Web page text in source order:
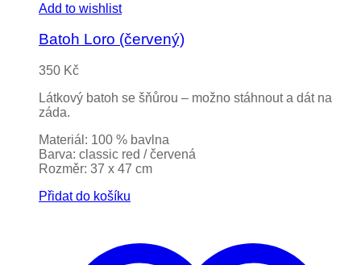
Add to wishlist
Batoh Loro (červený)
350 Kč
Látkový batoh se šňůrou – možno stáhnout a dát na
záda.
Materiál: 100 % bavlna
Barva: classic red / červená
Rozměr: 37 x 47 cm
Přidat do košíku